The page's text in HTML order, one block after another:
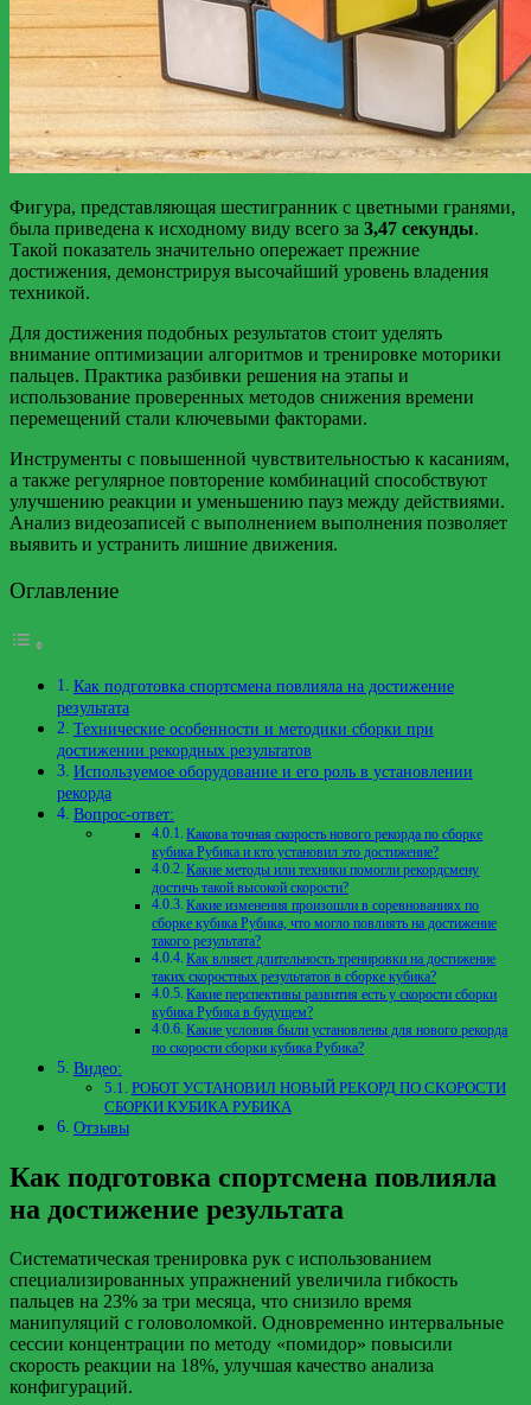
Фигура, представляющая шестигранник с цветными гранями,
была приведена к исходному виду всего за 3,47 секунды.
Такой показатель значительно опережает прежние
достижения, демонстрируя высочайший уровень владения
техникой.
Для достижения подобных результатов стоит уделять
внимание оптимизации алгоритмов и тренировке моторики
пальцев. Практика разбивки решения на этапы и
использование проверенных методов снижения времени
перемещений стали ключевыми факторами.
Инструменты с повышенной чувствительностью к касаниям,
а также регулярное повторение комбинаций способствуют
улучшению реакции и уменьшению пауз между действиями.
Анализ видеозаписей с выполнением выполнения позволяет
выявить и устранить лишние движения.
Оглавление
Как подготовка спортсмена повлияла на достижение
результата
Технические особенности и методики сборки при
достижении рекордных результатов
Используемое оборудование и его роль в установлении
рекорда
Вопрос-ответ:
Какова точная скорость нового рекорда по сборке
кубика Рубика и кто установил это достижение?
Какие методы или техники помогли рекордсмену
достичь такой высокой скорости?
Какие изменения произошли в соревнованиях по
сборке кубика Рубика, что могло повлиять на достижение
такого результата?
Как влияет длительность тренировки на достижение
таких скоростных результатов в сборке кубика?
Какие перспективы развития есть у скорости сборки
кубика Рубика в будущем?
Какие условия были установлены для нового рекорда
по скорости сборки кубика Рубика?
Видео:
РОБОТ УСТАНОВИЛ НОВЫЙ РЕКОРД ПО СКОРОСТИ
СБОРКИ КУБИКА РУБИКА
Отзывы
Как подготовка спортсмена повлияла
на достижение результата
Систематическая тренировка рук с использованием
специализированных упражнений увеличила гибкость
пальцев на 23% за три месяца, что снизило время
манипуляций с головоломкой. Одновременно интервальные
сессии концентрации по методу «помидор» повысили
скорость реакции на 18%, улучшая качество анализа
конфигураций.